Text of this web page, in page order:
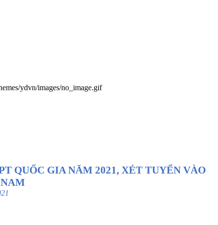
ydvn/images/no_image.gif
QUỐC GIA NĂM 2021, XÉT TUYỂN VÀO